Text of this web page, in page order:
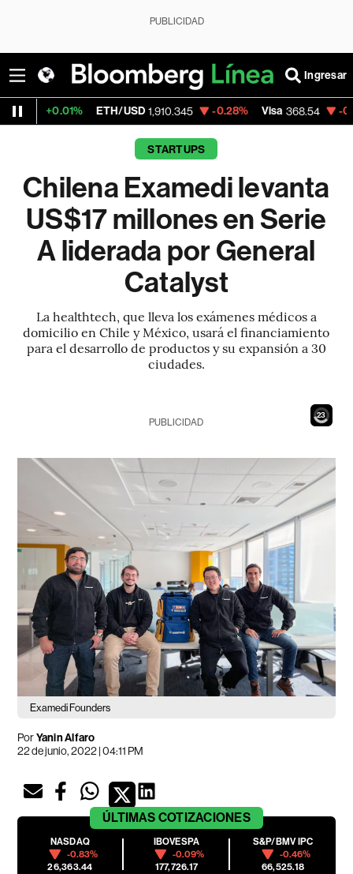
PUBLICIDAD
Ingresar
ETH/USD 1,910.345 -0.28% Visa 368.54 -0.28%
STARTUPS
Chilena Examedi levanta
US$17 millones en Serie
A liderada por General
Catalyst
La healthtech, que lleva los exámenes médicos a
domicilio en Chile y México, usará el financiamiento
para el desarrollo de productos y su expansión a 30
ciudades.
21
PUBLICIDAD
Examedi Founders
PorYanin Alfaro
22 de junio, 2022 | 04:11 PM
ÚLTIMAS COTIZACIONES
NASDAQ
-0.83%
26,363.44
IBOVESPA
-0.09%
177,726.17
S&P/BMV IPC
-0.46%
66,525.18